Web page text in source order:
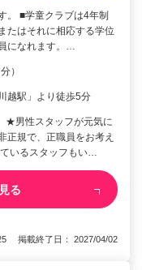
。 ■学童クラブは4年制
たはそれに相応する学位
になれます。…
）
越駅」より徒歩5分
★男性スタッフが元気に
規で、正職員をお考え
いるスタッフもい…
る
掲載終了日： 2027/04/02